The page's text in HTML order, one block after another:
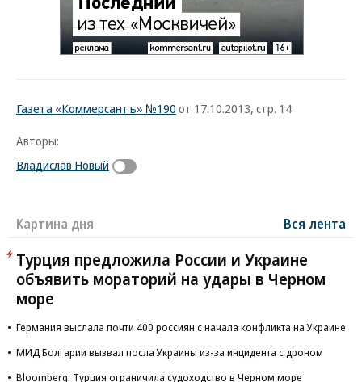
Газета «Коммерсантъ» №190 от 17.10.2013, стр. 14
Авторы:
Владислав Новый
Картина дня Вся лента
Турция предложила России и Украине
объявить мораторий на удары в Черном
море
Германия выслала почти 400 россиян с начала конфликта на Украине
МИД Болгарии вызвал посла Украины из-за инцидента с дроном
Bloomberg: Турция ограничила судоходство в Черном море